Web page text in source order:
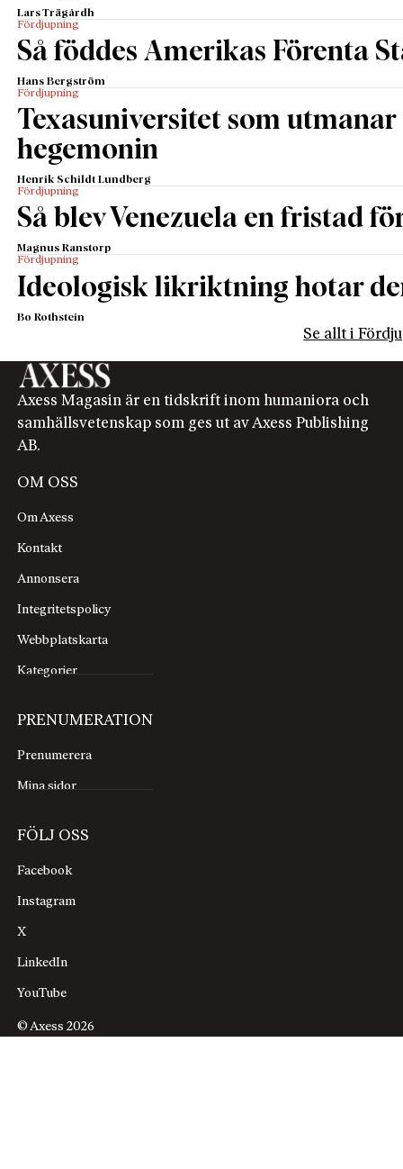
Lars Trägårdh
Fördjupning
Så föddes Amerikas Förenta
Hans Bergström
Fördjupning
Texasuniversitet som utmanar
hegemonin
Henrik Schildt Lundberg
Fördjupning
Så blev Venezuela en fristad
Magnus Ranstorp
Fördjupning
Ideologisk likriktning hotar
Bo Rothstein
Se allt i
Axess Magasin är en tidskrift inom humaniora och
samhällsvetenskap som ges ut av Axess Publishing
AB.
OM OSS
Om Axess
Kontakt
Annonsera
Integritetspolicy
Webbplatskarta
Kategorier
PRENUMERATION
Prenumerera
Mina sidor
FÖLJ OSS
Facebook
Instagram
X
LinkedIn
YouTube
© Axess 2026